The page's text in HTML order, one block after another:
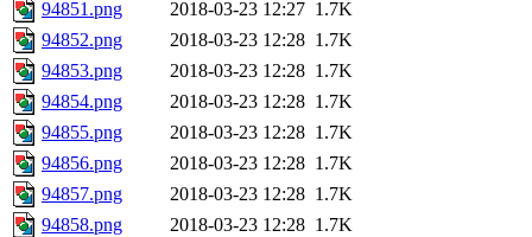
94851.png 2018-03-23 12:27 1.7K
94852.png
2018-03-23 12:28 1.7K
94853.png
2018-03-23 12:28 1.7K
94854.png
2018-03-23 12:28 1.7K
94855.png
2018-03-23 12:28 1.7K
94856.png
2018-03-23 12:28 1.7K
94857.png
2018-03-23 12:28 1.7K
94858.png
2018-03-23 12:28 1.7K